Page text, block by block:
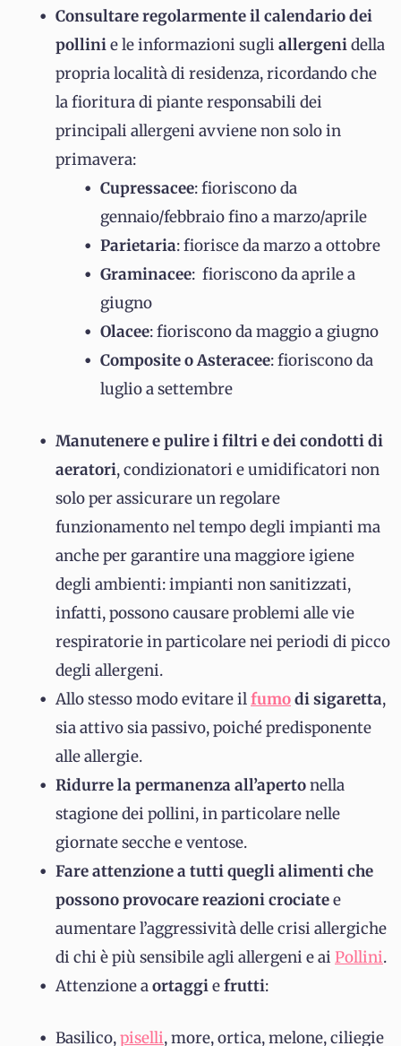
Consultare regolarmente ilcalendario dei
pollinie le informazioni sugli allergenidella
propria località di residenza, ricordando che
la fioritura di piante responsabili dei
principali allergeni avviene non solo in
primavera:
Cupressacee: fioriscono da
gennaio/febbraio fino a marzo/aprile
Parietaria: fiorisce da marzo a ottobre
Graminacee: fioriscono da aprile a
giugno
Olacee: fioriscono da maggio a giugno
Composite o Asteracee: fioriscono da
luglio a settembre
Manutenere e pulire i filtri e dei condotti di
aeratori, condizionatori e umidificatori non
solo per assicurare un regolare
funzionamento nel tempo degli impianti ma
anche per garantire una maggiore igiene
degli ambienti: impianti non sanitizzati,
infatti, possono causare problemi alle vie
respiratorie in particolare nei periodi di picco
degli allergeni.
Allo stesso modo evitare ilfumodi sigaretta,
sia attivo sia passivo, poiché predisponente
alle allergie.
Ridurre la permanenza all’apertonella
stagione dei pollini, in particolare nelle
giornate secche e ventose.
Fare attenzione a tutti quegli alimenti che
possono provocare reazioni crociatee
aumentare l’aggressività delle crisi allergiche
di chi è più sensibile agli allergeni e ai Pollini.
Attenzione aortaggiefrutti:
Basilico,piselli, more, ortica, melone, ciliegie